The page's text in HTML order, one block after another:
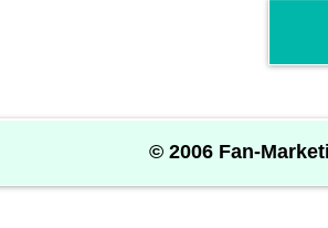
© 2006 Fan-